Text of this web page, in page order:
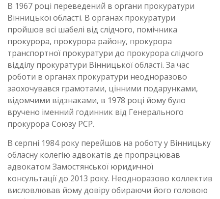
В 1967 році переведений в органи прокуратури
Вінницької області. В органах прокуратури
пройшов всі шабелі від слідчого, помічника
прокурора, прокурора району, прокурора
транспортної прокуратури до прокурора слідчого
відділу прокуратури Вінницької області. За час
роботи в органах прокуратури неодноразово
заохочувався грамотами, цінними подарунками,
відомчими відзнаками, в 1978 році йому було
вручено іменний годинник від Генерального
прокурора Союзу РСР.
В серпні 1984 року перейшов на роботу у Вінницьку
обласну колегію адвокатів де пропрацював
адвокатом Замостянської юридичної
консультації до 2013 року. Неодноразово коллектив
висловлював йому довіру обираючи його головою